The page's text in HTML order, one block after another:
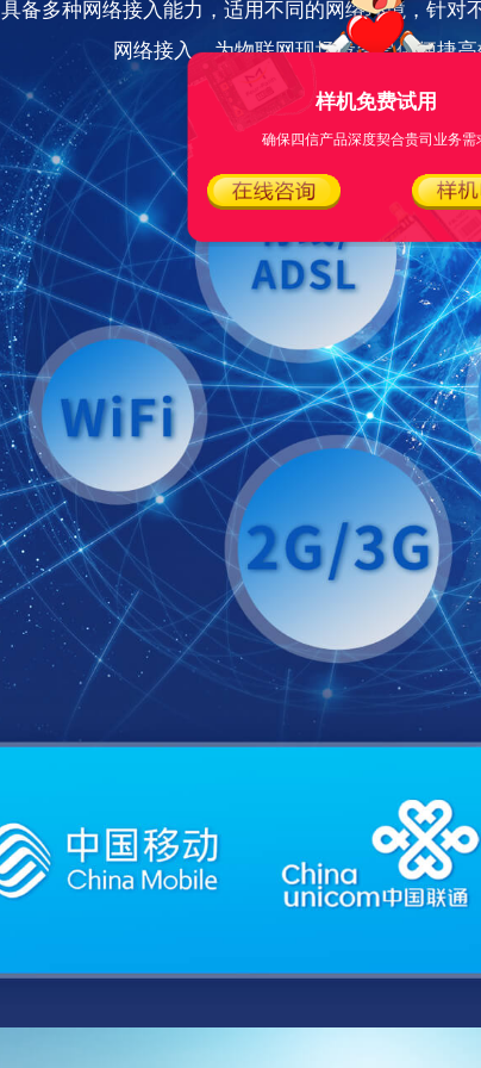
具备多种网络接入能力，适用不同的网络环境，针对
网络接入，为物联网现场设备提供便捷
样机免费试用
确保四信产品深度契合贵司业务需